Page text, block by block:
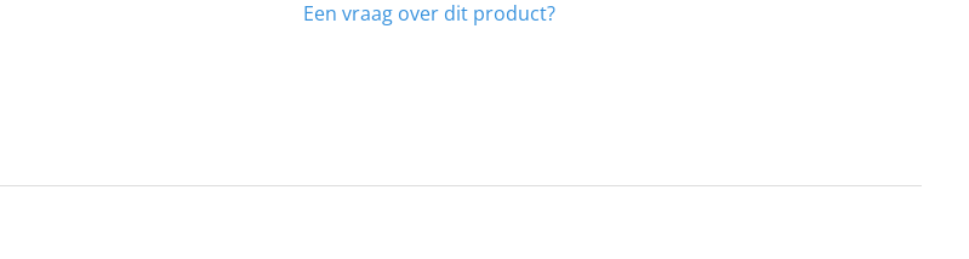
Een vraag over dit product?